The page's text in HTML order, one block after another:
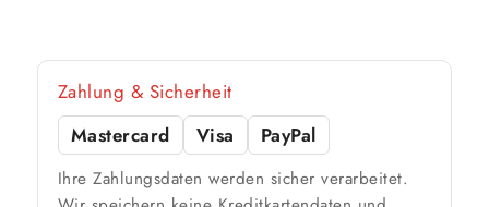
🎨 Jetziger Zustand
Farbig / dunkel
Zahlung & Sicherheit
Mastercard
Visa PayPal
Ihre Zahlungsdaten werden sicher verarbeitet.